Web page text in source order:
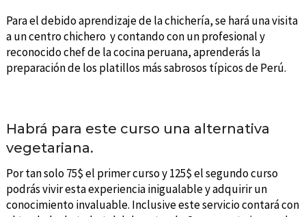
Para el debido aprendizaje de la chichería, se hará una visita
a un centro chichero y contando con un profesional y
reconocido chef de la cocina peruana, aprenderás la
preparación de los platillos más sabrosos típicos de Perú.
Habrá para este curso una alternativa
vegetariana.
Por tan solo 75$ el primer curso y 125$ el segundo curso
podrás vivir esta experiencia inigualable y adquirir un
conocimiento invaluable. Inclusive este servicio contará con